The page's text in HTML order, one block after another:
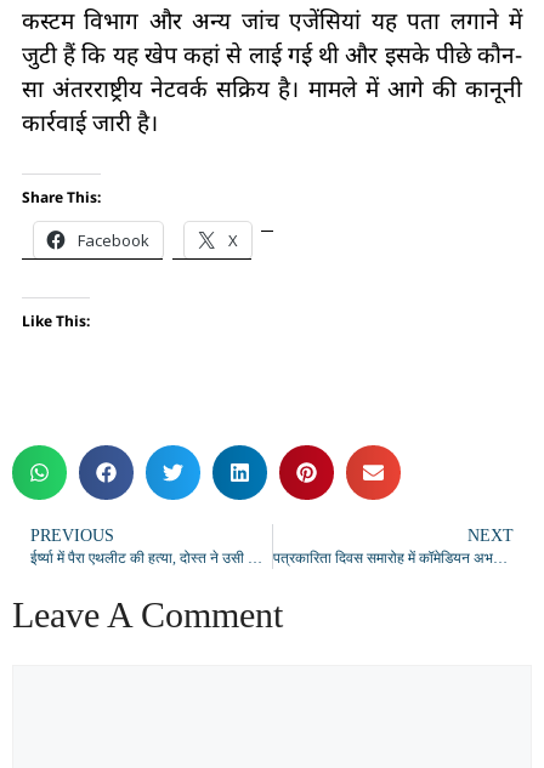
कस्टम विभाग और अन्य जांच एजेंसियां यह पता लगाने में
जुटी हैं कि यह खेप कहां से लाई गई थी और इसके पीछे कौन-
सा अंतरराष्ट्रीय नेटवर्क सक्रिय है। मामले में आगे की कानूनी
कार्रवाई जारी है।
Share This:
Facebook X
Like This:
PREVIOUS
ईर्ष्या में पैरा एथलीट की हत्या, दोस्त ने उसी के खाते से पैसे निकाल खरीदी पिस्टल
NEXT
पत्रकारिता दिवस समारोह में कॉमेडियन अभय शर्मा ने बिखेरा हास्य का जादू, मिमिक्री की रही खूब चर्चा
Leave A Comment